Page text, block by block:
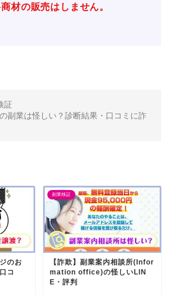
材の販売はしません。
証
副業は怪しい？診断結果・口コミに詐
のお
コ
副業検証
【詐欺】副業案内相談所(Infor
mation office)の怪しいLIN
E・評判